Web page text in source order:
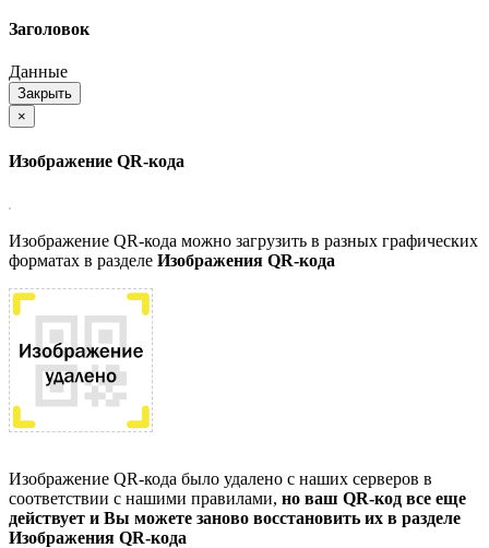
Заголовок
Данные
Закрыть
×
Изображение QR-кода
Изображение QR-кода можно загрузить в разных графических
форматах в разделе Изображения QR-кода
Изображение QR-кода было удалено с наших серверов в
соответствии с нашими правилами, но ваш QR-код все еще
действует и Вы можете заново восстановить их в разделе
Изображения QR-кода